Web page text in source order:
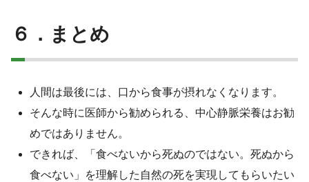
６．まとめ
人間は最後には、口から食事が摂れなくなります。
そんな時に医師から勧められる、中心静脈栄養はお勧
めではありません。
できれば、「食べないから死ぬのではない。死ぬから
食べない」を理解した自然の死を実現してもらいたい